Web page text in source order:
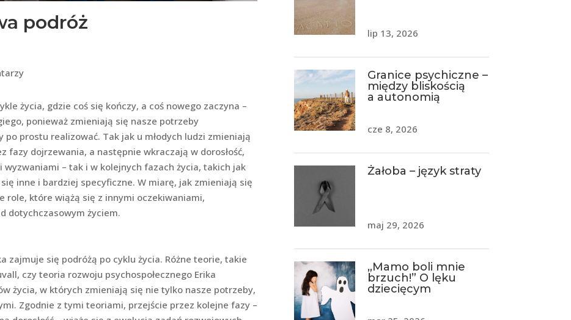
podróż
życia, gdzie coś się kończy, a coś nowego zaczyna –
ponieważ zmieniają się nasze potrzeby
prostu realizować. Tak jak u młodych ludzi zmieniają
fazy dojrzewania, a następnie wkraczają w dorosłość,
wyzwaniami – tak i w kolejnych fazach życia, takich jak
inne i bardziej specyficzne. W miarę, jak zmieniają się
role, które wiążą się z innymi oczekiwaniami,
dotychczasowym życiem.
zajmuje się podróżą po cyklu życia. Różne teorie, takie
czy teoria rozwoju psychospołecznego Erika
życia, w których zmieniają się nie tylko nasze potrzeby,
Zgodnie z tymi teoriami, przejście przez kolejne fazy –
lip 13, 2026
Granice psychiczne –
między bliskością
a autonomią
cze 8, 2026
Żałoba – język straty
maj 29, 2026
„Mamo boli mnie
brzuch!” O lęku
dziecięcym